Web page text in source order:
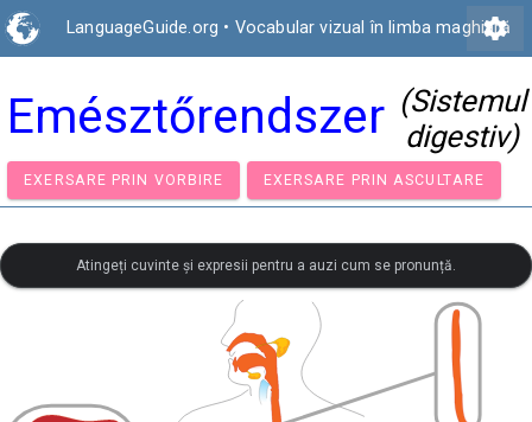
LanguageGuide.org • Vocabular vizual în limba maghiară
settings
Emésztőrendszer (Sistemul
digestiv)
EXERSARE PRIN VORBIRE EXERSARE PRIN
Atingeți cuvinte și expresii pentru a auzi cum se pronunță.